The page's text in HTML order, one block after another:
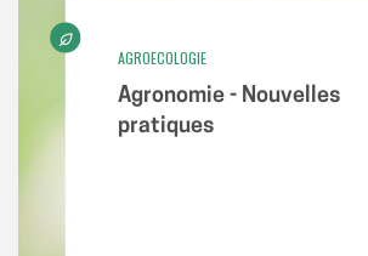
AGROECOLOGIE
Agronomie - Nouvelles
pratiques